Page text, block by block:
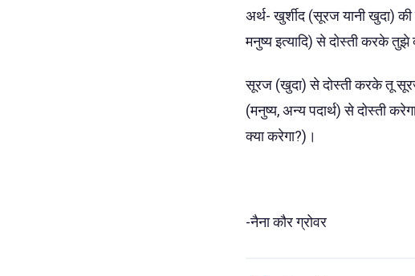
अर्थ- खुर्शीद (सूरज यानी खुदा)
मनुष्य इत्यादि) से दोस्ती करके तुझे
सूरज (खुदा) से दोस्ती करके तू
(मनुष्य, अन्य पदार्थ) से दोस्ती
क्या करेगा?)।
-नैना कौर ग्रोवर